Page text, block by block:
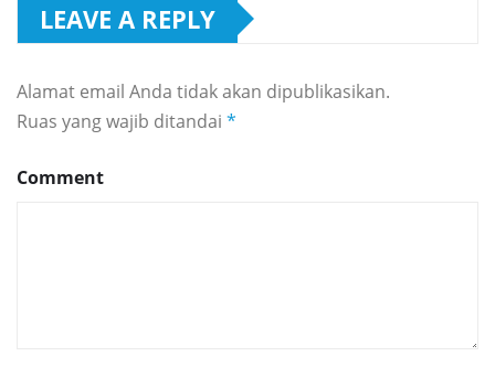
LEAVE A REPLY
Alamat email Anda tidak akan dipublikasikan.
Ruas yang wajib ditandai *
Comment